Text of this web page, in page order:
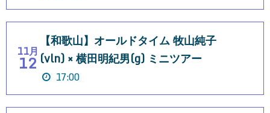
11月
12
【和歌山】オールドタイム 牧山純子
(vln) × 横田明紀男(g) ミニツアー
17:00